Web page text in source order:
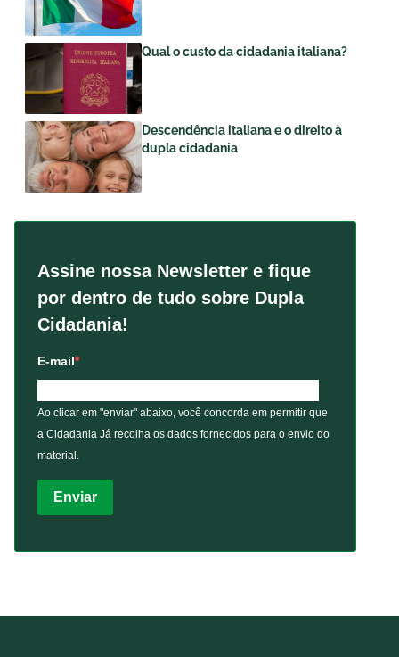
Qual o custo da cidadania italiana?
Descendência italiana e o direito à
dupla cidadania
Assine nossa Newsletter e fique
por dentro de tudo sobre Dupla
Cidadania!
E-mail
Ao clicar em "enviar" abaixo, você concorda em permitir que
a Cidadania Já recolha os dados fornecidos para o envio do
material.
Enviar